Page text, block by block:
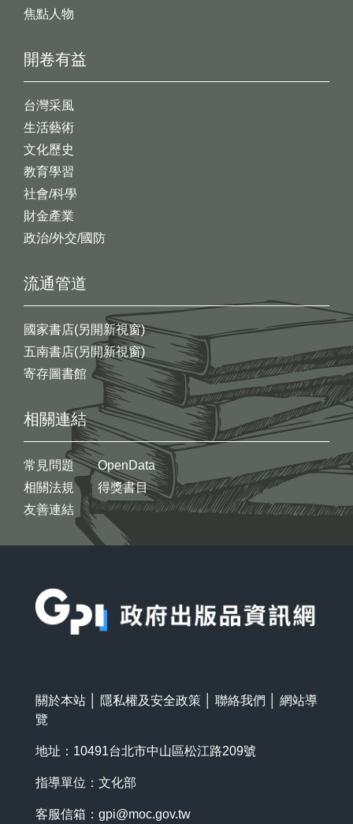
開卷有益
台灣采風
生活藝術
文化歷史
教育學習
社會/科學
財金產業
政治/外交/國防
焦點人物
流通管道
國家書店(另開新視窗)
五南書店(另開新視窗)
寄存圖書館
相關連結
常見問題
相關法規
友善連結
OpenData
得獎書目
關於本站 隱私權及安全政策 聯絡我們
網站導
覽
地址：10491台北市中山區松江路209號
指導單位：文化部
客服信箱： gpi@moc.gov.tw